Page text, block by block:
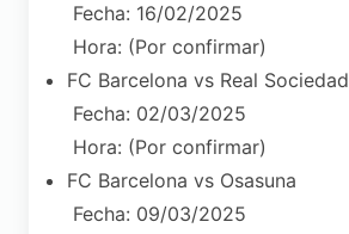
Fecha: 16/02/2025
Hora: (Por confirmar)
FC Barcelona vs Real Sociedad
Fecha: 02/03/2025
Hora: (Por confirmar)
FC Barcelona vs Osasuna
Fecha: 09/03/2025